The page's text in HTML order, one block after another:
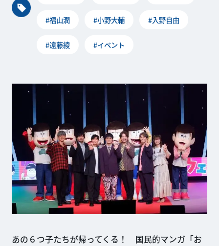
#福山潤 #小野大輔 #入野自由
#遠藤綾 #イベント
あの６つ子たちが帰ってくる！ 国民的マンガ「お